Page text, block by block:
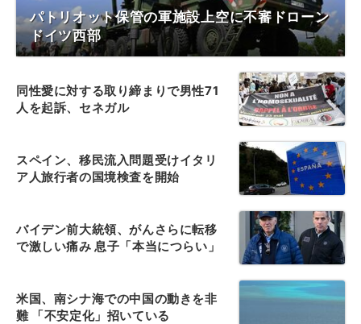
パトリオット保管の軍施設上空に不審ドローン
ドイツ西部
同性愛に対する取り締まりで男性71
人を起訴、セネガル
スペイン、移民流入問題受けイタリ
ア人旅行者の国境検査を開始
バイデン前大統領、がんさらに転移
で激しい痛み 息子「本当につらい」
米国、南シナ海での中国の動きを非
難 「不安定化」招いている